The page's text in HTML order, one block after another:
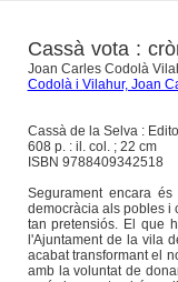
Cassà vota :
Joan Carles Codolà
Codolà i Vilahur, Joan
Cassà de la Selva :
608 p. : il. col. ; 22 cm
ISBN 9788409342518
Segurament encara
democràcia als pobles i
tan pretensiós. El que
l'Ajuntament de la vila
acabat transformant el
amb la voluntat de